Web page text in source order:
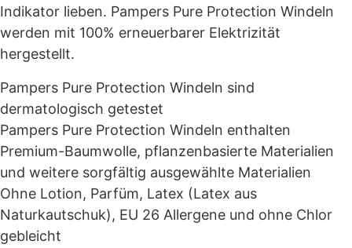
Indikator lieben. Pampers Pure Protection Windeln
werden mit 100% erneuerbarer Elektrizität
hergestellt.
Pampers Pure Protection Windeln sind
dermatologisch getestet
Pampers Pure Protection Windeln enthalten
Premium-Baumwolle, pflanzenbasierte Materialien
und weitere sorgfältig ausgewählte Materialien
Ohne Lotion, Parfüm, Latex (Latex aus
Naturkautschuk), EU 26 Allergene und ohne Chlor
gebleicht